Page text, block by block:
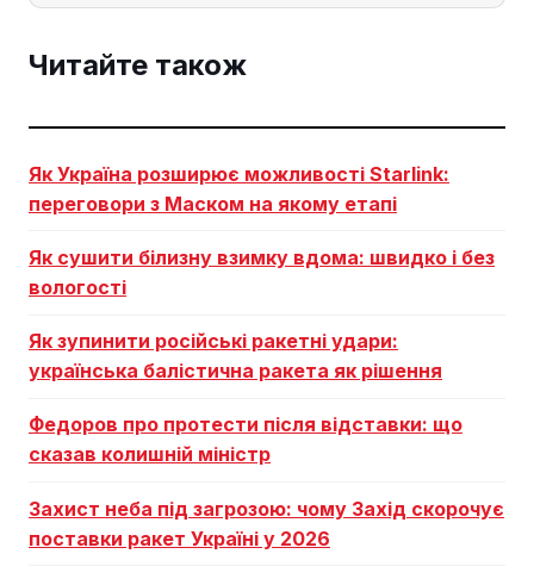
Читайте також
Як Україна розширює можливості Starlink:
переговори з Маском на якому етапі
Як сушити білизну взимку вдома: швидко і без
вологості
Як зупинити російські ракетні удари:
українська балістична ракета як рішення
Федоров про протести після відставки: що
сказав колишній міністр
Захист неба під загрозою: чому Захід скорочує
поставки ракет Україні у 2026